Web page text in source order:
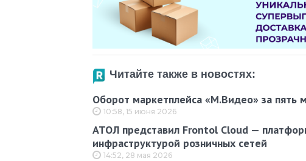
Читайте также в новостях:
Оборот маркетплейса «М.Видео» за пять
10:58, 15 июня 2026
АТОЛ представил Frontol Cloud —
инфраструктурой розничных сетей
14:52, 28 мая 2026